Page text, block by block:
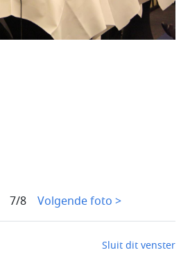
7/8 Volgende foto >
Sluit dit venster